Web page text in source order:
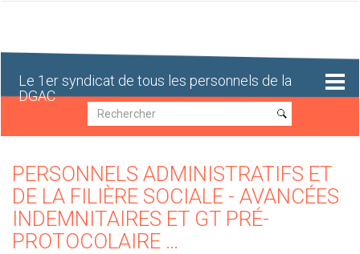
Le 1er syndicat de tous les personnels de la
DGAC
Recherche
Recherche
PERSONNELS ADMINISTRATIFS ET
DE LA FILIÈRE SOCIALE - AVANCÉES
INDEMNITAIRES ET GT PRÉ-
PROTOCOLAIRE …